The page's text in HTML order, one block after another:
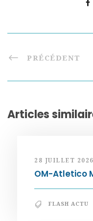
PRÉCÉDENT
Articles
28 JUILLET 2026
OM-Atletico
FLASH ACTU